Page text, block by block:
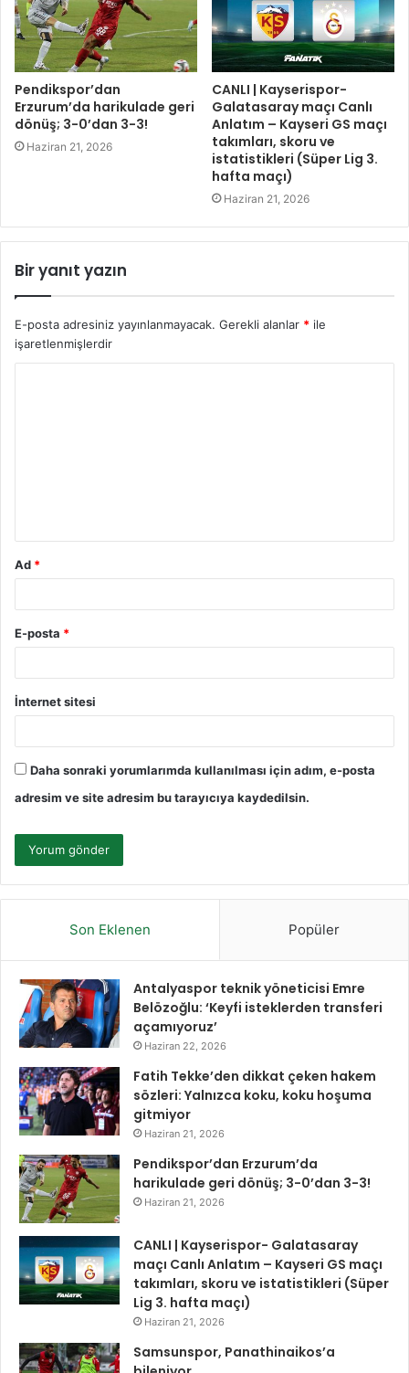
Pendikspor’dan
Erzurum’da harikulade geri
dönüş; 3-0’dan 3-3!
Haziran 21, 2026
CANLI | Kayserispor-
Galatasaray maçı Canlı
Anlatım – Kayseri GS maçı
takımları, skoru ve
istatistikleri (Süper Lig 3.
hafta maçı)
Haziran 21, 2026
Bir yanıt yazın
E-posta adresiniz yayınlanmayacak. Gerekli alanlar * ile
işaretlenmişlerdir
Ad *
E-posta *
İnternet sitesi
Daha sonraki yorumlarımda kullanılması için adım, e-posta
adresim ve site adresim bu tarayıcıya kaydedilsin.
Son Eklenen Popüler
Antalyaspor teknik yöneticisi Emre
Belözoğlu: ‘Keyfi isteklerden transferi
açamıyoruz’
Haziran 22, 2026
Fatih Tekke’den dikkat çeken hakem
sözleri: Yalnızca koku, koku hoşuma
gitmiyor
Haziran 21, 2026
Pendikspor’dan Erzurum’da
harikulade geri dönüş; 3-0’dan 3-3!
Haziran 21, 2026
CANLI | Kayserispor- Galatasaray
maçı Canlı Anlatım – Kayseri GS maçı
takımları, skoru ve istatistikleri (Süper
Lig 3. hafta maçı)
Haziran 21, 2026
Samsunspor, Panathinaikos’a